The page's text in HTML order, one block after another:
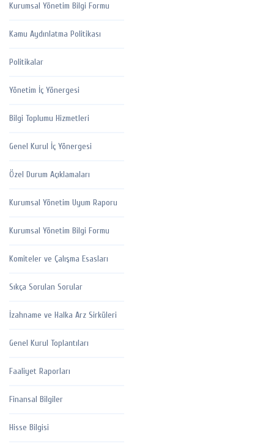
Kurumsal Yönetim Bilgi Formu
Kamu Aydınlatma Politikası
Politikalar
Yönetim İç Yönergesi
Bilgi Toplumu Hizmetleri
Genel Kurul İç Yönergesi
Özel Durum Açıklamaları
Kurumsal Yönetim Uyum Raporu
Kurumsal Yönetim Bilgi Formu
Komiteler ve Çalışma Esasları
Sıkça Sorulan Sorular
İzahname ve Halka Arz Sirküleri
Genel Kurul Toplantıları
Faaliyet Raporları
Finansal Bilgiler
Hisse Bilgisi